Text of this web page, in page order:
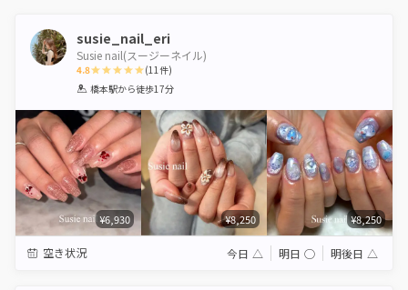
susie_nail_eri
Susie nail(スージーネイル)
4.8
1 2 3 4 5
(11件)
橋本駅から徒歩17分
¥6,930 ¥8,250 ¥8,250
空き状況 今日 △ 明日 ◯ 明後日 △